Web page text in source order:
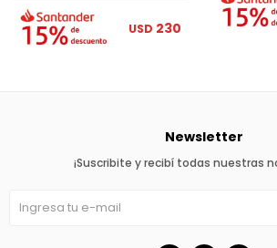
USD 230
Newsletter
¡Suscribite y recibí todas nuestras